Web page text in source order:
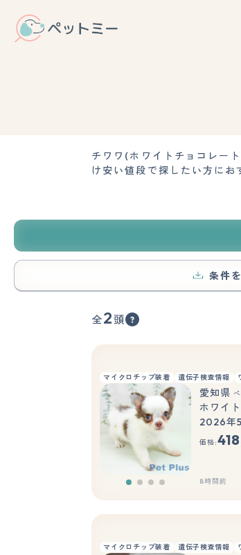
チワワ(ホワイトチョコレー
け安い値段で探したい方にお
条件
全2 頭
マイクロチップ装着 遺伝子検査情報
愛知県
ホワイ
2026年
価格:
8時間前
マイクロチップ装着 遺伝子検査情報